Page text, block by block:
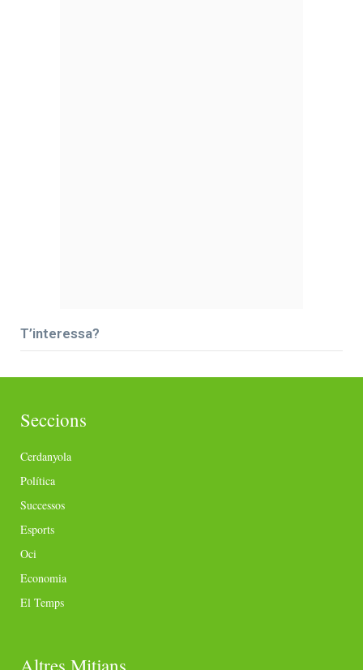
T’interessa?
Seccions
Cerdanyola
Política
Successos
Esports
Oci
Economia
El Temps
Altres Mitjans